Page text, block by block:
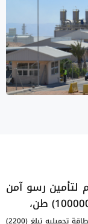
ويستخدم لتأمين رسو آمن
ومرافق لتحميل السفن بالفوسفات (محملات السفن)، بطاقة تحميليه تبلغ (2200)